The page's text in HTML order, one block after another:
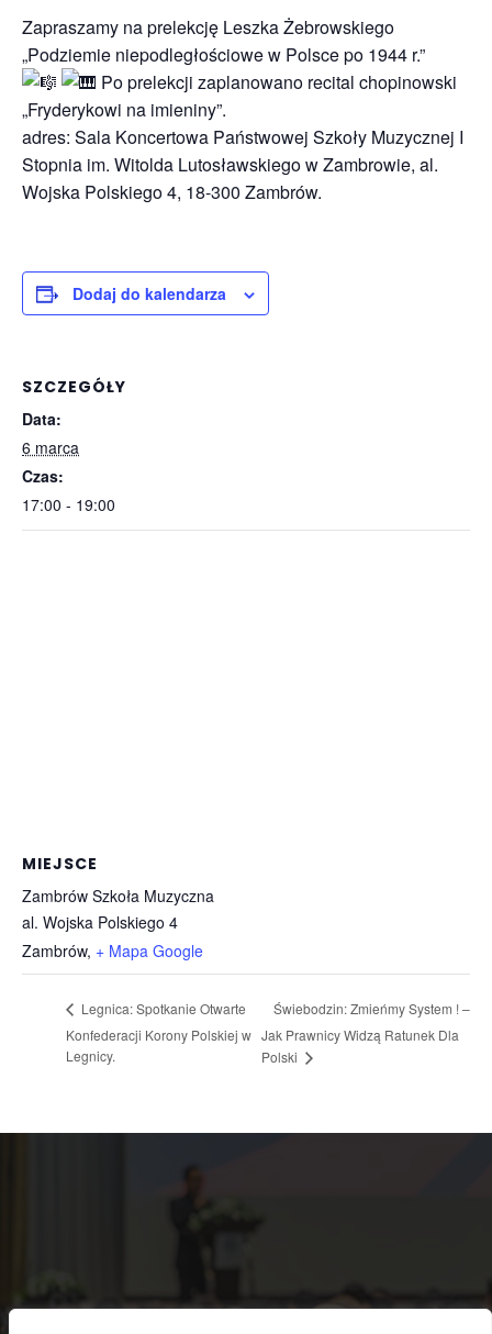
Zapraszamy na prelekcję Leszka Żebrowskiego
„Podziemie niepodległościowe w Polsce po 1944 r.”
Po prelekcji zaplanowano recital chopinowski
„Fryderykowi na imieniny”.
adres: Sala Koncertowa Państwowej Szkoły Muzycznej I
Stopnia im. Witolda Lutosławskiego w Zambrowie, al.
Wojska Polskiego 4, 18-300 Zambrów.
Dodaj do kalendarza
SZCZEGÓŁY
Data:
6 marca
Czas:
17:00 - 19:00
MIEJSCE
Zambrów Szkoła Muzyczna
al. Wojska Polskiego 4
Zambrów, + Mapa Google
Legnica: Spotkanie Otwarte
Konfederacji Korony Polskiej w
Legnicy.
Świebodzin: Zmieńmy System ! –
Jak Prawnicy Widzą Ratunek Dla
Polski